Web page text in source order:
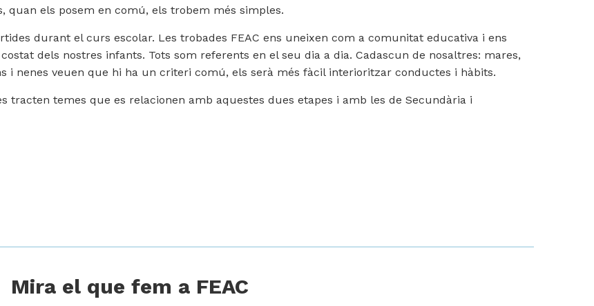
quan els posem en comú, els trobem més simples.
durant el curs escolar. Les trobades FEAC ens uneixen com a comunitat educativa i ens
dels nostres infants. Tots som referents en el seu dia a dia. Cadascun de nosaltres: mares,
i nenes veuen que hi ha un criteri comú, els serà més fàcil interioritzar conductes i hàbits.
tracten temes que es relacionen amb aquestes dues etapes i amb les de Secundària i
Mira el que fem a FEAC